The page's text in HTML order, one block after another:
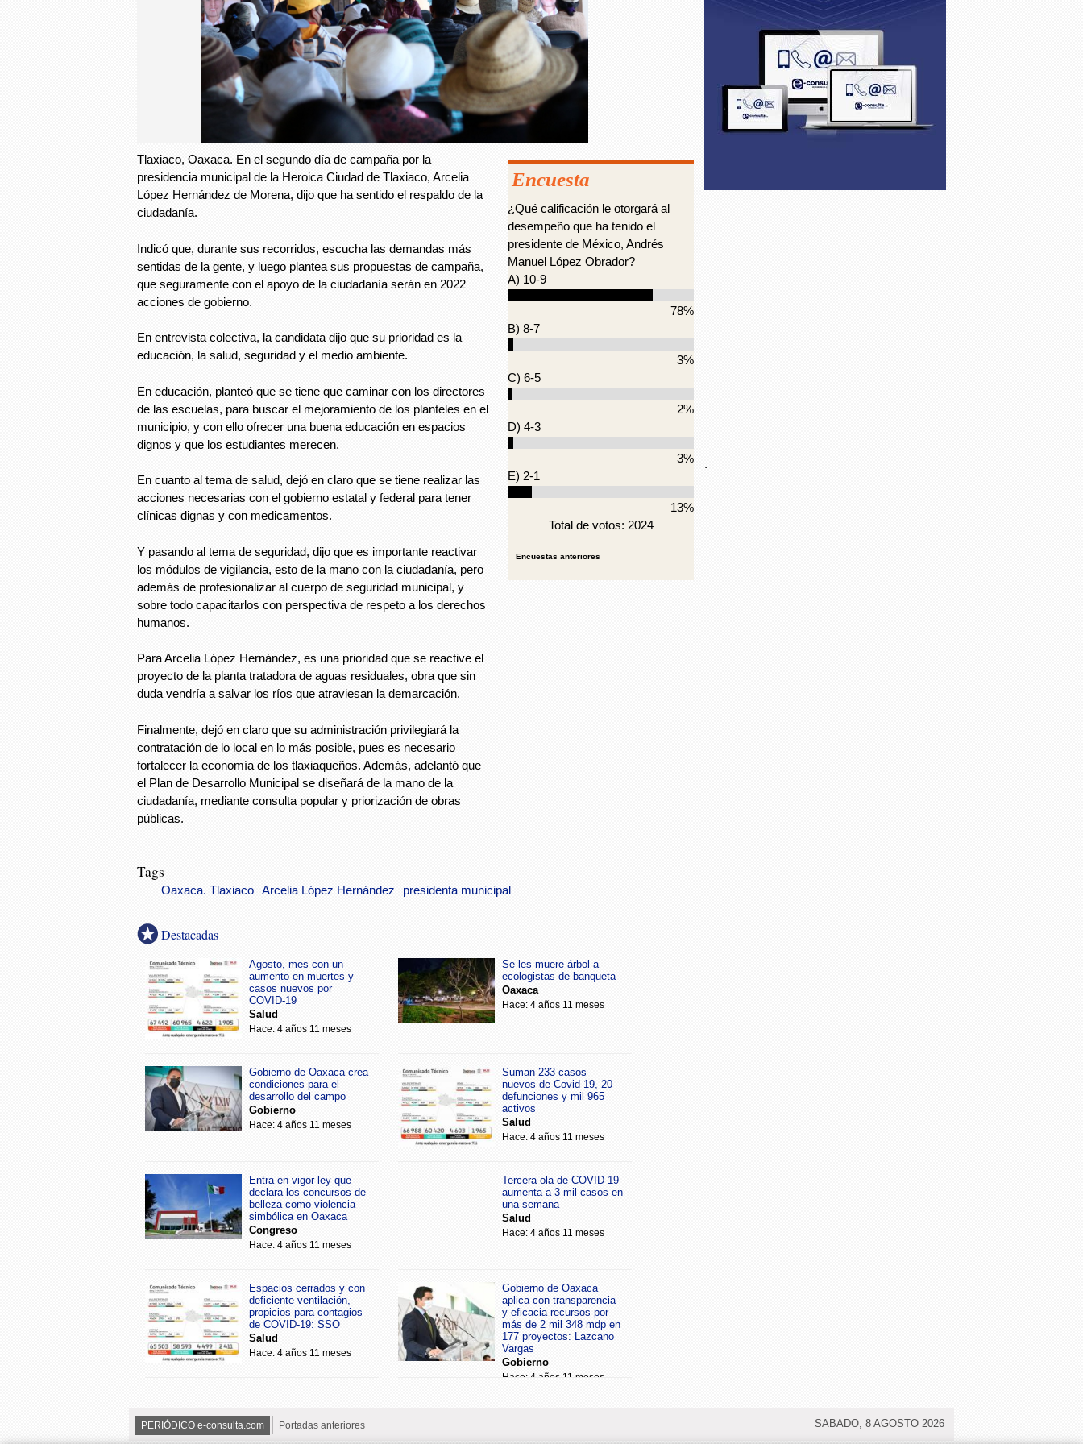
Tlaxiaco, Oaxaca. En el segundo día de campaña por la
presidencia municipal de la Heroica Ciudad de Tlaxiaco, Arcelia
López Hernández de Morena, dijo que ha sentido el respaldo de la
ciudadanía.
Indicó que, durante sus recorridos, escucha las demandas más
sentidas de la gente, y luego plantea sus propuestas de campaña,
que seguramente con el apoyo de la ciudadanía serán en 2022
acciones de gobierno.
En entrevista colectiva, la candidata dijo que su prioridad es la
educación, la salud, seguridad y el medio ambiente.
En educación, planteó que se tiene que caminar con los directores
de las escuelas, para buscar el mejoramiento de los planteles en el
municipio, y con ello ofrecer una buena educación en espacios
dignos y que los estudiantes merecen.
En cuanto al tema de salud, dejó en claro que se tiene realizar las
acciones necesarias con el gobierno estatal y federal para tener
clínicas dignas y con medicamentos.
Y pasando al tema de seguridad, dijo que es importante reactivar
los módulos de vigilancia, esto de la mano con la ciudadanía, pero
además de profesionalizar al cuerpo de seguridad municipal, y
sobre todo capacitarlos con perspectiva de respeto a los derechos
humanos.
Para Arcelia López Hernández, es una prioridad que se reactive el
proyecto de la planta tratadora de aguas residuales, obra que sin
duda vendría a salvar los ríos que atraviesan la demarcación.
Finalmente, dejó en claro que su administración privilegiará la
contratación de lo local en lo más posible, pues es necesario
fortalecer la economía de los tlaxiaqueños. Además, adelantó que
el Plan de Desarrollo Municipal se diseñará de la mano de la
ciudadanía, mediante consulta popular y priorización de obras
públicas.
Encuesta
¿Qué calificación le otorgará al
desempeño que ha tenido el
presidente de México, Andrés
Manuel López Obrador?
A) 10-9
78%
B) 8-7
3%
C) 6-5
2%
D) 4-3
3%
E) 2-1
13%
Total de votos: 2024
Encuestas anteriores
Tags
Oaxaca. Tlaxiaco Arcelia López Hernández presidenta municipal
Destacadas
Agosto, mes con un
aumento en muertes y
casos nuevos por
COVID-19
Salud
Hace: 4 años 11 meses
Se les muere árbol a
ecologistas de banqueta
Oaxaca
Hace: 4 años 11 meses
Gobierno de Oaxaca crea
condiciones para el
desarrollo del campo
Gobierno
Hace: 4 años 11 meses
Suman 233 casos
nuevos de Covid-19, 20
defunciones y mil 965
activos
Salud
Hace: 4 años 11 meses
Entra en vigor ley que
declara los concursos de
belleza como violencia
simbólica en Oaxaca
Congreso
Hace: 4 años 11 meses
Tercera ola de COVID-19
aumenta a 3 mil casos en
una semana
Salud
Hace: 4 años 11 meses
Espacios cerrados y con
deficiente ventilación,
propicios para contagios
de COVID-19: SSO
Salud
Hace: 4 años 11 meses
Gobierno de Oaxaca
aplica con transparencia
y eficacia recursos por
más de 2 mil 348 mdp en
177 proyectos: Lazcano
Vargas
Gobierno
Hace: 4 años 11 meses
.
PERIÓDICO e-consulta.com Portadas anteriores SABADO, 8 AGOSTO 2026